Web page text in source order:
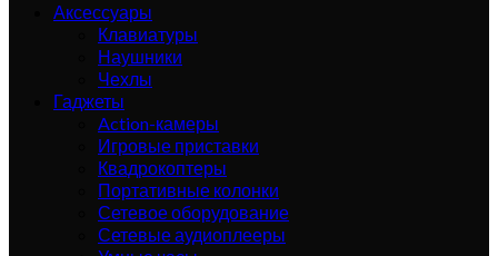
Аксессуары
Клавиатуры
Наушники
Чехлы
Гаджеты
Action-камеры
Игровые приставки
Квадрокоптеры
Портативные колонки
Сетевое оборудование
Сетевые аудиоплееры